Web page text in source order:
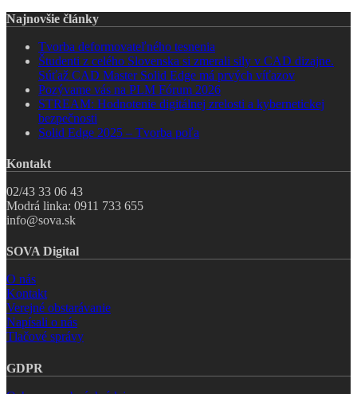
Najnovšie články
Tvorba deformovateľného tesnenia
Študenti z celého Slovenska si zmerali sily v CAD dizajne.
Súťaž CAD Master Solid Edge má prvých víťazov
Pozývame vás na PLM Fórum 2026
STREAM: Hodnotenie digitálnej zrelosti a kybernetickej
bezpečnosti
Solid Edge 2025 – Tvorba poľa
Kontakt
02/43 33 06 43
Modrá linka: 0911 733 655
info@sova.sk
SOVA Digital
O nás
Kontakt
Verejné obstarávanie
Napísali o nás
Tlačové správy
GDPR